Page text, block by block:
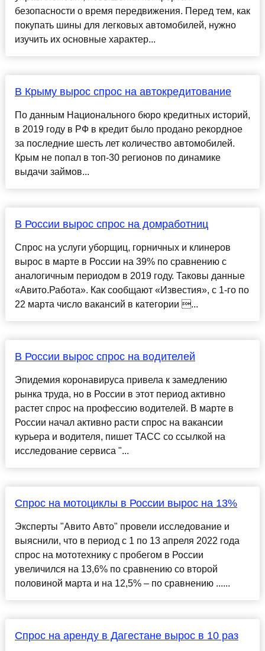
безопасности о время передвижения. Перед тем, как
покупать шины для легковых автомобилей, нужно
изучить их основные характер...
В Крыму вырос спрос на автокредитование
По данным Национального бюро кредитных историй,
в 2019 году в РФ в кредит было продано рекордное
за последние шесть лет количество автомобилей.
Крым не попал в топ-30 регионов по динамике
выдачи займов...
В России вырос спрос на домработниц
Спрос на услуги уборщиц, горничных и клинеров
вырос в марте в России на 39% по сравнению с
аналогичным периодом в 2019 году. Таковы данные
«Авито.Работа». Как сообщают «Известия», с 1-го по
22 марта число вакансий в категории ...
В России вырос спрос на водителей
Эпидемия коронавируса привела к замедлению
рынка труда, но в России в этот период активно
растет спрос на профессию водителей. В марте в
России начал активно расти спрос на вакансии
курьера и водителя, пишет ТАСС со ссылкой на
исследование сервиса "...
Спрос на мотоциклы в России вырос на 13%
Эксперты "Авито Авто" провели исследование и
выяснили, что в период с 1 по 13 апреля 2022 года
спрос на мототехнику с пробегом в России
увеличился на 13,6% по сравнению со второй
половиной марта и на 12,5% – по сравнению ......
Спрос на аренду в Дагестане вырос в 10 раз